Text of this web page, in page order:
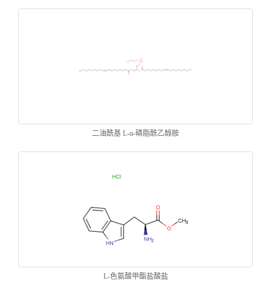
二油酰基 L-α-磷脂酰乙醇胺
L-色氨酸甲酯盐酸盐